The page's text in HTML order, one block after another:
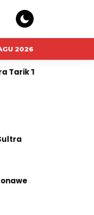
2026
Kartu di ATM BCA